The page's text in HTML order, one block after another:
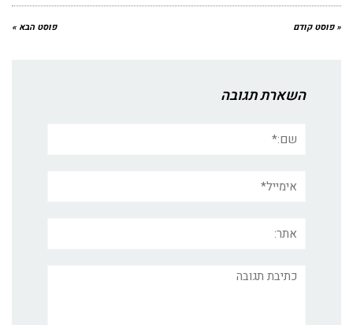
« פוסט קודם פוסט הבא »
השארת תגובה
תגובה